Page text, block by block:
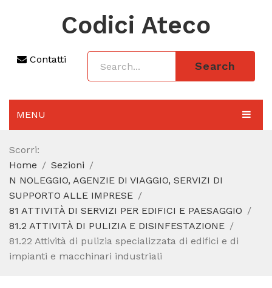
Codici Ateco
Contatti
Search
MENU
AGGIORNAMENTO 2025
SEZIONI
CODICE ATECO A COSA SERVE
REGIME FORFETTARIO
CODICE FISCALE
Scorri:
Home
Sezioni
N NOLEGGIO, AGENZIE DI VIAGGIO, SERVIZI DI
SUPPORTO ALLE IMPRESE
81 ATTIVITÀ DI SERVIZI PER EDIFICI E PAESAGGIO
81.2 ATTIVITÀ DI PULIZIA E DISINFESTAZIONE
81.22 Attività di pulizia specializzata di edifici e di
impianti e macchinari industriali